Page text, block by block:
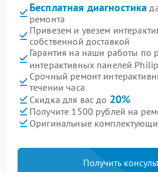
Бесплатная диагностика
ремонта
Привезем и увезем
собственной доставкой
Гарантия на наши работы по
интерактивных панелей
Срочный ремонт
течении часа
Скидка для вас до 20%
Получите 1500 рублей на
Оригинальные
Получить